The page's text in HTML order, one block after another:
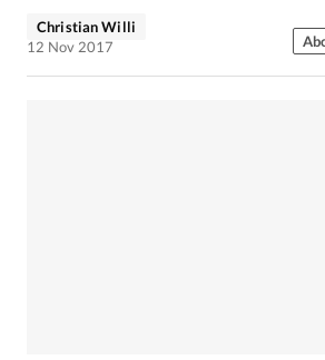
Christian Willi
12 Nov 2017